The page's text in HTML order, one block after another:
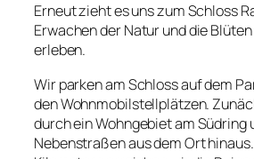
Erneut zieht es uns zum Schloss
Erwachen der Natur und die
erleben.
Wir parken am Schloss auf dem
den Wohnmobilstellplätzen.
durch ein Wohngebiet am Südring
Nebenstraßen aus dem Ort